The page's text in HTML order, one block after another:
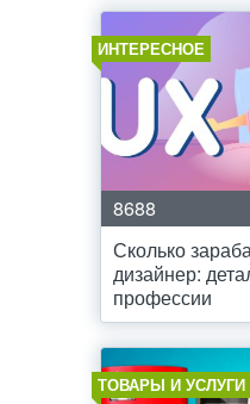
ИНТЕРЕСНОЕ
8688
Сколько
дизайнер:
профессии
ТОВАРЫ И УСЛУГИ